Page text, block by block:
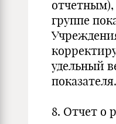
отчетным),
группе
удельный
показателя.
8. Отчет о